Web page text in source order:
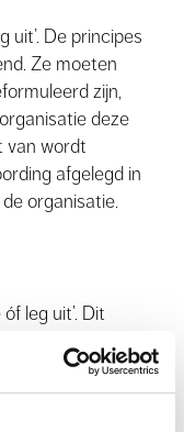
uit’. De principes
Ze moeten
zijn,
deze
van wordt
afgelegd in
organisatie.
leg uit’. Dit
zo is dat
Dit kan